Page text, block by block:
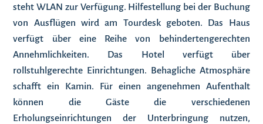
steht WLAN zur Verfügung. Hilfestellung bei der Buchung
von Ausflügen wird am Tourdesk geboten. Das Haus
verfügt über eine Reihe von behindertengerechten
Annehmlichkeiten. Das Hotel verfügt über
rollstuhlgerechte Einrichtungen. Behagliche Atmosphäre
schafft ein Kamin. Für einen angenehmen Aufenthalt
können die Gäste die verschiedenen
Erholungseinrichtungen der Unterbringung nutzen,